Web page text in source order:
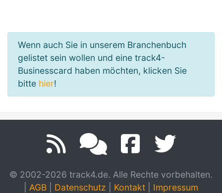
Wenn auch Sie in unserem Branchenbuch
gelistet sein wollen und eine track4-
Businesscard haben möchten, klicken Sie
bitte hier!
© 2002-2026 track4.de. Alle Rechte vorbehalten.
AGB Datenschutz Kontakt
Impressum